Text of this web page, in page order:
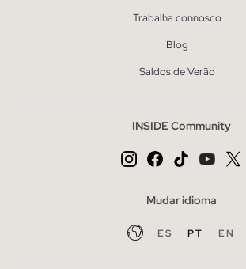
Trabalha connosco
Blog
Saldos de Verão
INSIDE Community
Mudar idioma
ES PT EN